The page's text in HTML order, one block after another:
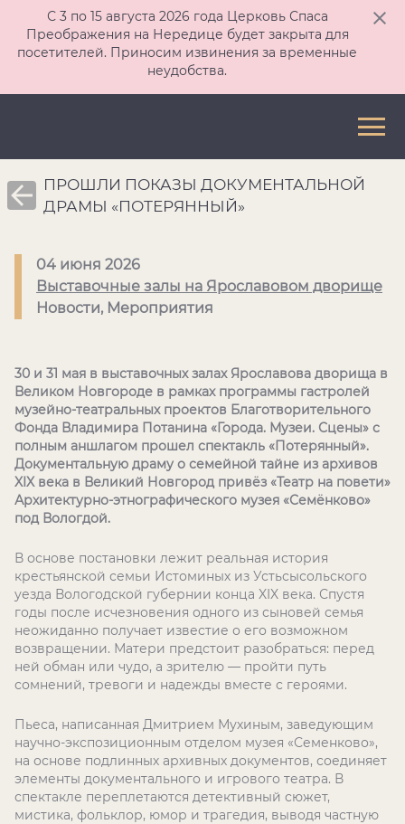
С 3 по 15 августа 2026 года Церковь Спаса
Преображения на Нередице будет закрыта для
посетителей. Приносим извинения за временные
неудобства.
ПРОШЛИ ПОКАЗЫ ДОКУМЕНТАЛЬНОЙ
ДРАМЫ «ПОТЕРЯННЫЙ»
04 июня 2026
Выставочные залы на Ярославовом дворище
Новости, Мероприятия
30 и 31 мая в выставочных залах Ярославова дворища в
Великом Новгороде в рамках программы гастролей
музейно-театральных проектов Благотворительного
Фонда Владимира Потанина «Города. Музеи. Сцены» с
полным аншлагом прошел спектакль «Потерянный».
Документальную драму о семейной тайне из архивов
XIX века в Великий Новгород привёз «Театр на повети»
Архитектурно-этнографического музея «Семёнково»
под Вологдой.
В основе постановки лежит реальная история
крестьянской семьи Истоминых из Устьсысольского
уезда Вологодской губернии конца XIX века. Спустя
годы после исчезновения одного из сыновей семья
неожиданно получает известие о его возможном
возвращении. Матери предстоит разобраться: перед
ней обман или чудо, а зрителю — пройти путь
сомнений, тревоги и надежды вместе с героями.
Пьеса, написанная Дмитрием Мухиным, заведующим
научно-экспозиционным отделом музея «Семенково»,
на основе подлинных архивных документов, соединяет
элементы документального и игрового театра. В
спектакле переплетаются детективный сюжет,
мистика, фольклор, юмор и трагедия, выводя частную